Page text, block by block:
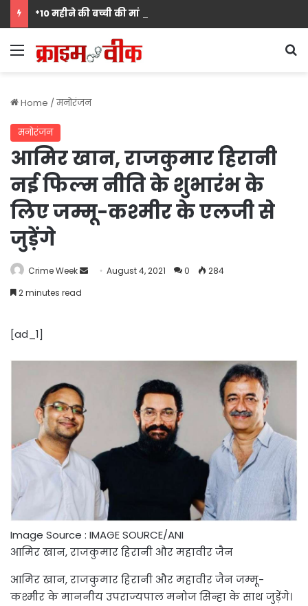
Menu
Home /मनोरंजन
मनोरंजन
आमिर खान, राजकुमार हिरानी
नई फिल्म नीति के शुभारंभ के
लिए जम्मू-कश्मीर के एलजी से
जुड़ेंगे
Crime Week
SendAugust 4, 2021 0
284
2 minutes read
[ad_1]
Image Source : IMAGE SOURCE/ANI
आमिर खान, राजकुमार हिरानी और महावीर जैन
आमिर खान, राजकुमार हिरानी और महावीर जैन जम्मू-
कश्मीर के माननीय उपराज्यपाल मनोज सिन्हा के साथ जुड़ेंगे।